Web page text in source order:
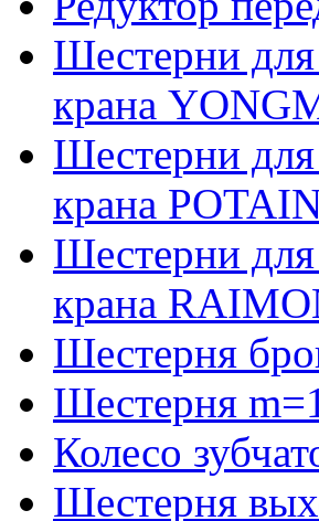
Шестерни для
крана
Шестерни для
крана
Шестерни для
крана
Шестерня
Шестерня
Колесо
Шестерня